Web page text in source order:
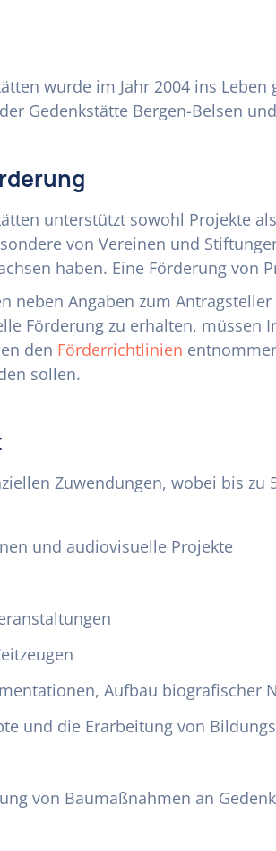
wurde im Jahr 2004 ins
Gedenkstätte Bergen-Belsen
unterstützt sowohl Projekte
von Vereinen und
haben. Eine Förderung von
neben Angaben zum
Förderung zu erhalten,
den Förderrichtlinien
sollen.
Zuwendungen, wobei bis
und audiovisuelle Projekte
Aufbau biografischer
und die Erarbeitung von
von Baumaßnahmen an